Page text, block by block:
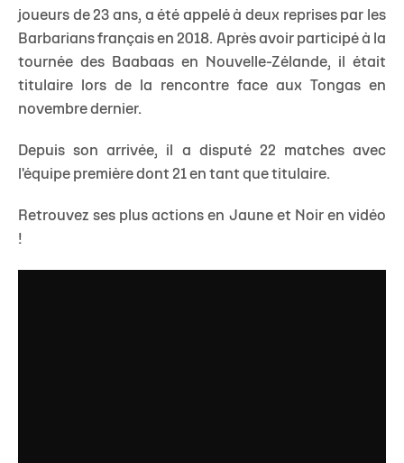
joueurs de 23 ans, a été appelé à deux reprises par les
Barbarians français en 2018. Après avoir participé à la
tournée des Baabaas en Nouvelle-Zélande, il était
titulaire lors de la rencontre face aux Tongas en
novembre dernier.
Depuis son arrivée, il a disputé 22 matches avec
l'équipe première dont 21 en tant que titulaire.
Retrouvez ses plus actions en Jaune et Noir en vidéo
!